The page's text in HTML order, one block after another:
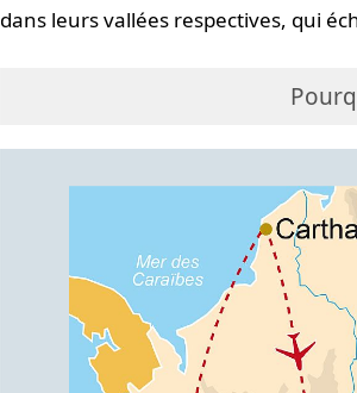
dans leurs vallées respectives, qui